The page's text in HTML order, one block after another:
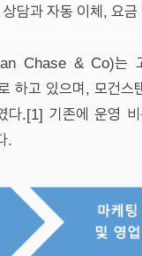
상담과 자동 이체, 요
Chase & Co)는
하고 있으며, 모건
다.[1] 기존에 운영
.